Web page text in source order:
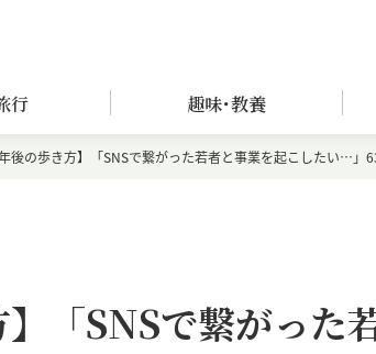
行 趣味･教養
年後の歩き方】「SNSで繋がった若者と事業を起こしたい…
】「SNSで繋がった